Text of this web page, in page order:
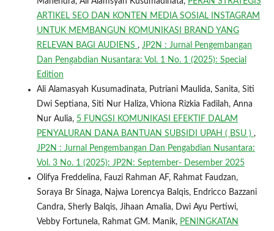
ARTIKEL SEO DAN KONTEN MEDIA SOSIAL INSTAGRAM
UNTUK MEMBANGUN KOMUNIKASI BRAND YANG
RELEVAN BAGI AUDIENS , JP2N : Jurnal Pengembangan
Dan Pengabdian Nusantara: Vol. 1 No. 1 (2025): Special
Edition
Ali Alamasyah Kusumadinata, Putriani Maulida, Sanita, Siti
Dwi Septiana, Siti Nur Haliza, Vhiona Rizkia Fadilah, Anna
Nur Aulia, 5 FUNGSI KOMUNIKASI EFEKTIF DALAM
PENYALURAN DANA BANTUAN SUBSIDI UPAH ( BSU ) ,
JP2N : Jurnal Pengembangan Dan Pengabdian Nusantara:
Vol. 3 No. 1 (2025): JP2N: September- Desember 2025
Olifya Freddelina, Fauzi Rahman AF, Rahmat Faudzan,
Soraya Br Sinaga, Najwa Lorencya Balqis, Endricco Bazzani
Candra, Sherly Balqis, Jihaan Amalia, Dwi Ayu Pertiwi,
Vebby Fortunela, Rahmat GM. Manik, PENINGKATAN